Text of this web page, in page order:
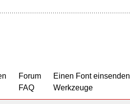
Forum
FAQ
Einen Font einsenden
Werkzeuge